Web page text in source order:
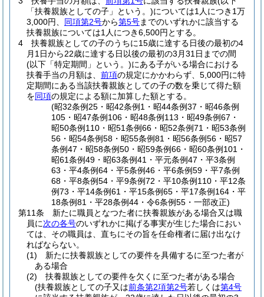
「扶養親族としての子」という。)については1人につき1万
3,000円、 同項第2号から第5号までのいずれかに該当する
扶養親族については1人につき6,500円とする。
4
扶養親族としての子のうちに15歳に達する日後の最初の4
月1日から22歳に達する日以後の最初の3月31日までの間
(以下「特定期間」という。)にある子がいる場合における
扶養手当の月額は、 前項の規定にかかわらず、5,000円に特
定期間にある当該扶養親族としての子の数を乗じて得た額
を同項の規定による額に加算した額とする。
(昭32条例25・昭42条例1・昭44条例37・昭46条例
105・昭47条例106・昭48条例113・昭49条例67・
昭50条例110・昭51条例66・昭52条例71・昭53条例
56・昭54条例58・昭55条例81・昭56条例56・昭57
条例47・昭58条例50・昭59条例66・昭60条例101・
昭61条例49・昭63条例41・平元条例47・平3条例
63・平4条例64・平5条例46・平6条例59・平7条例
68・平8条例54・平9条例72・平10条例110・平12条
例73・平14条例61・平15条例65・平17条例164・平
18条例81・平28条例44・令6条例55・一部改正)
第11条
新たに職員となつた者に扶養親族がある場合又は職
員に次の各号のいずれかに掲げる事実が生じた場合におい
ては、その職員は、直ちにその旨を任命権者に届け出なけ
ればならない。
(1)
新たに扶養親族としての要件を具備するに至つた者が
ある場合
(2)
扶養親族としての要件を欠くに至つた者がある場合
(扶養親族としての子又は前条第2項第2号若しくは第4号